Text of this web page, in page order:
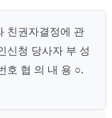
친권자결정에 관
신청 당사자 부 성
호 협 의 내 용 ○.